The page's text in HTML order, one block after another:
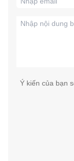
Ý kiến của bạn